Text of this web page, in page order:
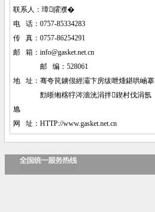
联系人：璋皬濮�
电 话：0757-85334283
传 真：0757-86254291
邮 箱： info@gasket.net.cn
邮 编：528061
地 址： 骞夸笢鐪佷經灞卞房绂呭煄鍖哄崡搴
勯晣缃楁牸涔濇洸涓拌鍥村伐涓氬
尯
网 址：HTTP://www.gasket.net.cn